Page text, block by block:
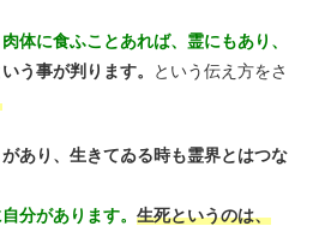
体に食ふことあれば、霊にもあり、
いう事が判ります。
という伝え方をさ
あり、生きてゐる時も霊界とはつな
分があります。 生死というのは、